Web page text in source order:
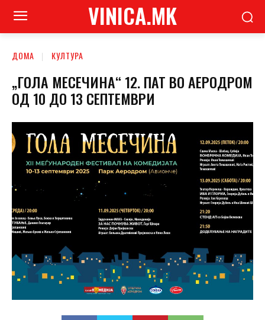
VINICA.MK
ДОМА КУЛТУРА
„ГОЛА МЕСЕЧИНА“ 12. ПАТ ВО АЕРОДРОМ
ОД 10 ДО 13 СЕПТЕМВРИ